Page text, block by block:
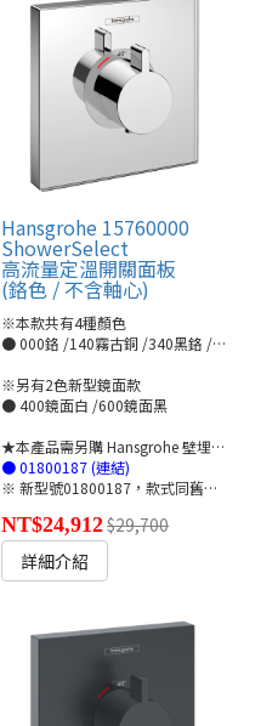
Hansgrohe 15760000
ShowerSelect
高流量定溫開關面板
(鉻色 / 不含軸心)
※本款共有4種顏色
● 000鉻 /140霧古銅 /340黑鉻 /670霧黑
※另有2色新型鏡面款
● 400鏡面白 /600鏡面黑
★本產品需另購 Hansgrohe 壁埋軸心管線盒ibox🔗
● 01800187 (連結)
※ 新型號01800187，款式同舊型號01800180
NT$24,912$29,700
詳細介紹